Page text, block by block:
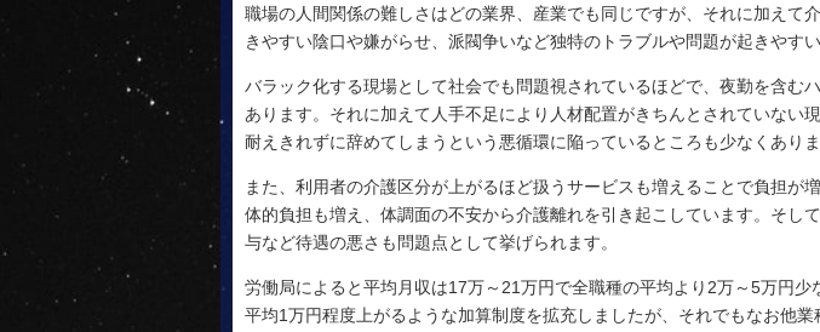
職場の人間関係の難しさはどの業界、産業でも同じですが、それに加えて
きやすい陰口や嫌がらせ、派閥争いなど独特のトラブルや問題が起きやすい
バラック化する現場として社会でも問題視されているほどで、夜勤を含む
あります。それに加えて人手不足により人材配置がきちんとされていない
耐えきれずに辞めてしまうという悪循環に陥っているところも少なくありま
また、利用者の介護区分が上がるほど扱うサービスも増えることで負担が
体的負担も増え、体調面の不安から介護離れを引き起こしています。そし
与など待遇の悪さも問題点として挙げられます。
労働局によると平均月収は17万～21万円で全職種の平均より2万～5万円少
平均1万円程度上がるような加算制度を拡充しましたが、それでもなお他